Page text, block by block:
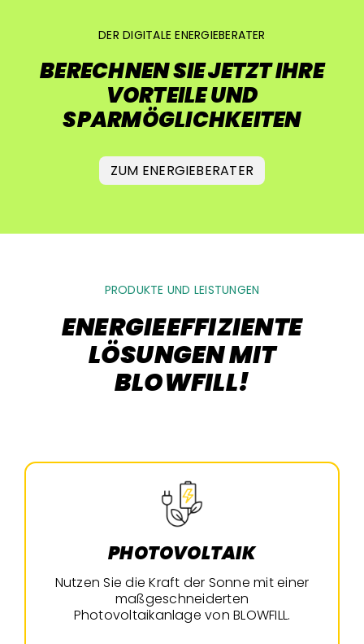
DER DIGITALEENERGIEBERATER
BERECHNEN SIE JETZTIHRE
VORTEILE UND
SPARMÖGLICHKEITEN
ZUM ENERGIEBERATER
PRODUKTE UND LEISTUNGEN
ENERGIEEFFIZIENTE
LÖSUNGEN MIT
BLOWFILL!
PHOTOVOLTAIK
Nutzen Sie die Kraft der Sonne mit einer
maßgeschneiderten
Photovoltaikanlage von BLOWFILL.